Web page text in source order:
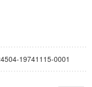
グラム市民社会ガバナンス
グラム論理と感性の先端的
ラム「超成熟社会発展のサ
19741115-0001